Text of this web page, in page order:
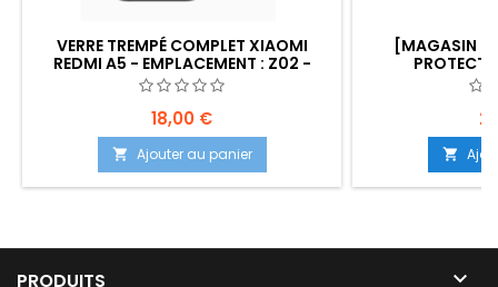
VERRE TREMPÉ COMPLET XIAOMI
REDMI A5 - EMPLACEMENT : Z02 -
B200 - E02
18,00 €
 Ajouter au panier
[MAGASIN
PROTECT

PRODUITS 